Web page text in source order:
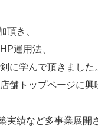
頂き、
運用法、
に学んで頂きました
舗トップページに
実績など多事業展開